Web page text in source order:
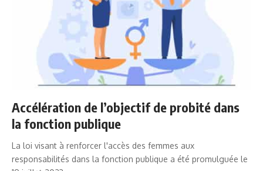
Accélération de l’objectif de probité dans
la fonction publique
La loi visant à renforcer l'accès des femmes aux
responsabilités dans la fonction publique a été promulguée le